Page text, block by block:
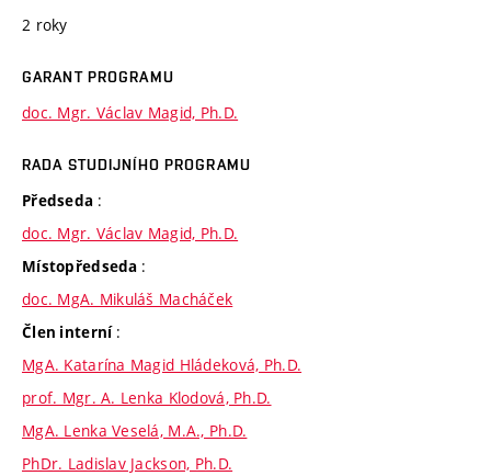
2 roky
GARANT PROGRAMU
doc. Mgr. Václav Magid, Ph.D.
RADA STUDIJNÍHO PROGRAMU
Předseda :
doc. Mgr. Václav Magid, Ph.D.
Místopředseda :
doc. MgA. Mikuláš Macháček
Člen interní :
MgA. Katarína Magid Hládeková, Ph.D.
prof. Mgr. A. Lenka Klodová, Ph.D.
MgA. Lenka Veselá, M.A., Ph.D.
PhDr. Ladislav Jackson, Ph.D.